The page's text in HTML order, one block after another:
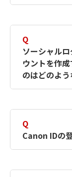
す。詳し
何ですか
ださい。
Q
ソーシャル
ウントを作
のはどのよ
択した
簡単に作
Canon ID
Q
Canon IDの